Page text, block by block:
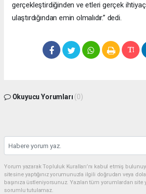
gerçekleştirdiğinden ve etleri gerçek
ulaştırdığından emin olmalıdır.” dedi.
Okuyucu Yorumları (0)
Yorum yazarak Topluluk Kuralları’nı kabul etmiş
sitesine yaptığınız yorumunuzla ilgili doğrudan veya
başınıza üstleniyorsunuz. Yazılan tüm yorumlardan
sorumlu tutulamaz.